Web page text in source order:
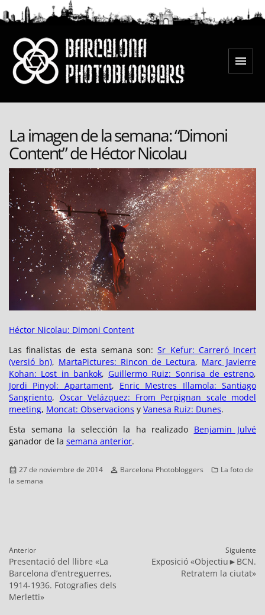
al
Menú
La imagen de la semana: “Dimoni
Content” de Héctor Nicolau
Héctor Nicolau: Dimoni Content
Las finalistas de esta semana son:Sr Kefur: Carreró Incert
(versió bn), MartaPictures: Rincon de Lectura, Marc Javierre
Kohan: Lost in bankok, Guillermo Ruiz: Sonrisa de estreno,
Jordi Pinyol: Apartament, Enric Mestres Illamola: Santiago
Sangriento, Oscar Velázquez: From Perpignan scale model
meeting, Moncat: Observacions y Vanesa Ruiz: Dunes.
Esta semana la selección la ha realizado Benjamin Julvé
ganador de la semana anterior.
Publicado
el
27 de noviembre de 2014 Autor
Barcelona Photobloggers Categorías
La foto de
la semana
Navegación
de
entradas
Anterior
Entrada
anterior:
Presentació del llibre «La
Barcelona d’entreguerres,
1914-1936. Fotografies dels
Merletti»
Siguiente
EntradaExposició «Objectiu►BCN.
Retratem la ciutat»